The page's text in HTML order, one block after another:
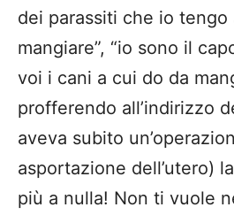
dei parassiti che io tengo
mangiare”, “io sono il
voi i cani a cui do da
profferendo all’indirizzo
aveva subito
asportazione dell’utero)
più a nulla! Non ti vuole